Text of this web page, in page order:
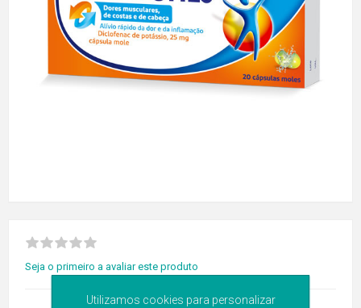
Seja o primeiro a avaliar este produto
Utilizamos cookies para personalizar